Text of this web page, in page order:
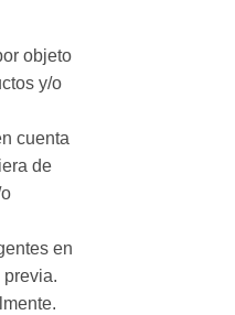
objeto
y/o
cuenta
de
en